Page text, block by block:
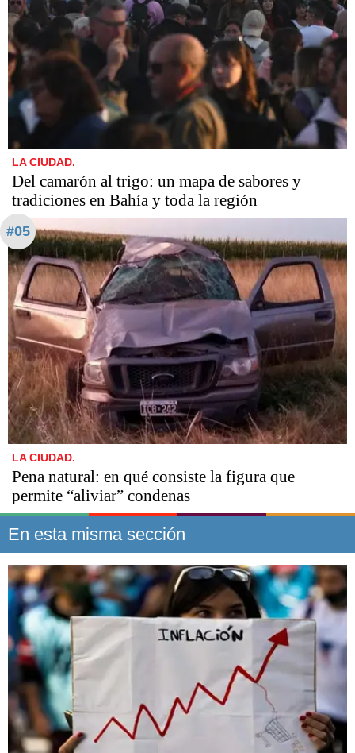
LA CIUDAD.
Del camarón al trigo: un mapa de sabores y
tradiciones en Bahía y toda la región
#05
LA CIUDAD.
Pena natural: en qué consiste la figura que
permite “aliviar” condenas
En esta misma sección